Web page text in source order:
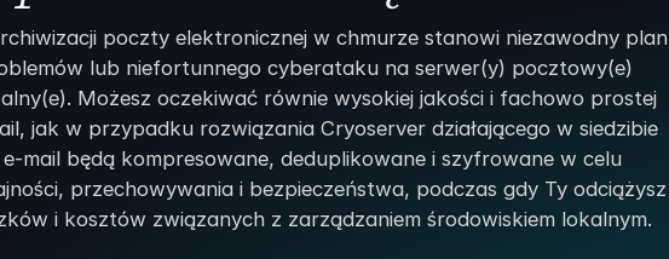
poczty elektronicznej w chmurze stanowi niezawodny plan
lub niefortunnego cyberataku na serwer(y) pocztowy(e)
Możesz oczekiwać równie wysokiej jakości i fachowo prostej
jak w przypadku rozwiązania Cryoserver działającego w siedzibie
mail będą kompresowane, deduplikowane i szyfrowane w celu
przechowywania i bezpieczeństwa, podczas gdy Ty odciążysz
i kosztów związanych z zarządzaniem środowiskiem lokalnym.